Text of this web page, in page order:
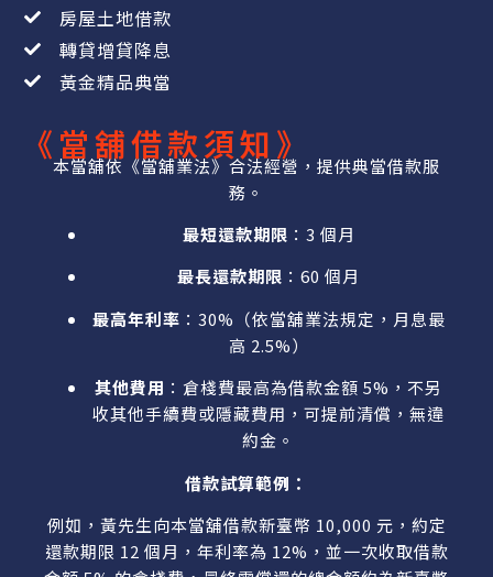
房屋土地借款
轉貸增貸降息
黃金精品典當
《當舖借款須知》
本當舖依《當舖業法》合法經營，提供典當借款服
務。
最短還款期限 ：3 個月
最長還款期限 ：60 個月
最高年利率 ：30%（依當舖業法規定，月息最
高 2.5%）
其他費用 ：倉棧費最高為借款金額 5%，不另
收其他手續費或隱藏費用，可提前清償，無違
約金。
借款試算範例：
例如，黃先生向本當舖借款新臺幣 10,000 元，約定
還款期限 12 個月，年利率為 12%，並一次收取借款